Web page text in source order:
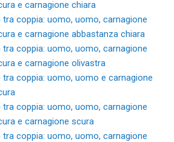
e carnagione chiara
tra coppia: uomo, uomo, carnagione
e carnagione abbastanza chiara
tra coppia: uomo, uomo, carnagione
e carnagione olivastra
tra coppia: uomo, uomo e carnagione
tra coppia: uomo, uomo, carnagione
e carnagione scura
tra coppia: uomo, uomo, carnagione